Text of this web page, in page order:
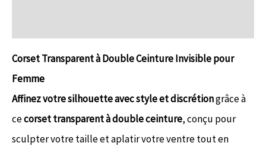
Corset Transparent à Double Ceinture Invisible pour
Femme
Affinez votre silhouette avec style et discrétiongrâce à
cecorset transparent à double ceinture, conçu pour
sculpter votre taille et aplatir votre ventre tout en